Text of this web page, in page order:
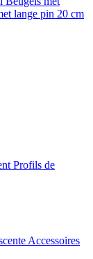
lange pin 20 cm
Profils de
Accessoires